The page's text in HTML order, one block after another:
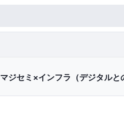
マジセミ×インフラ（デジタル